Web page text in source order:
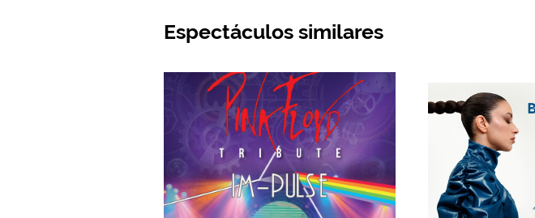
Espectáculos similares